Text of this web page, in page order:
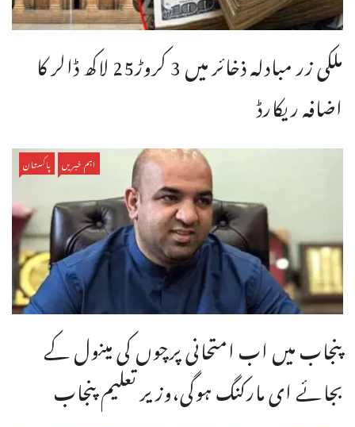
ملکی زر مبادلہ ذخائر میں 3 کروڑ25 لاکھ ڈالر کا
اضافہ ریکارڈ
اہم خبریں پاکستان
پنجاب میں اب امتحانی پرچوں کی مینول کے
بجائے ای مارکنگ ہوگی،وزیر تعلیم پنجاب